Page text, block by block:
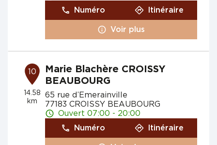
Numéro
Itinéraire
Voir plus
10
14.58
km
Marie Blachère CROISSY
BEAUBOURG
65 rue d’Emerainville
77183 CROISSY BEAUBOURG
Ouvert 07:00 - 20:00
Numéro
Itinéraire